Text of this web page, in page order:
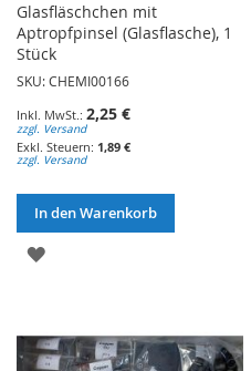
Glasfläschchen mit
Aptropfpinsel (Glasflasche), 1
Stück
SKU: CHEMI00166
2,25 €
zzgl. Versand
1,89 €
zzgl. Versand
In den Warenkorb
ZUR